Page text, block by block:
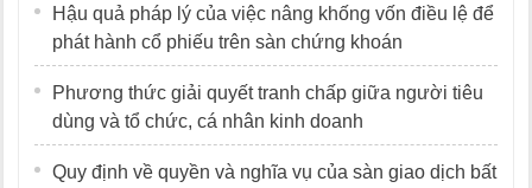
Hậu quả pháp lý của việc nâng khống vốn điều lệ để
phát hành cổ phiếu trên sàn chứng khoán
Phương thức giải quyết tranh chấp giữa người tiêu
dùng và tổ chức, cá nhân kinh doanh
Quy định về quyền và nghĩa vụ của sàn giao dịch bất